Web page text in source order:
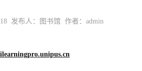
18 发布人：图书馆 作者：admin